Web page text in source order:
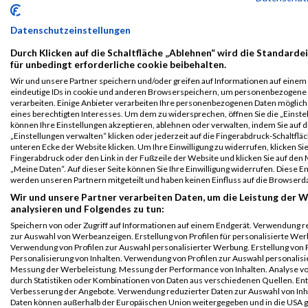
2019
B2Run Bremen
B2Run Bremen
2019
Einzelwertung
männlich
1230 Hector
Alfaro
Pavia
0000 GER AKKA 00:28:29
B2Run Bremen
2019
Teamwertung
männlich
1230 Hector Alfaro
Pavia
0000 GER AKKA 00:28:29
B2Run Bremen
Teamwertung
1230 Hector Alfaro 0000 GER AKKA 00:28:29
2018
VeranstaltungStnr
First
Name
Last
NameJahr NationVerein Net
B2Run Bremen 5805 Hector Alfaro
0000 GER
AKKA
Datenschutzeinstellungen
Durch Klicken auf die Schaltfläche „Ablehnen“ wird die
für unbedingt erforderliche cookie beibehalten.
Wir und unsere Partner speichern und/oder greifen auf Informationen auf einem
eindeutige IDs in cookie und anderen Browserspeichern, um personenbezogene
verarbeiten. Einige Anbieter verarbeiten Ihre personenbezogenen Daten
eines berechtigten Interesses. Um dem zu widersprechen, öffnen Sie die
können Ihre Einstellungen akzeptieren, ablehnen oder verwalten, indem Sie auf
„Einstellungen verwalten“ klicken oder jederzeit auf die Fingerabdruck-
unteren Ecke der Website klicken. Um Ihre Einwilligung zu widerrufen, klicken
Fingerabdruck oder den Link in der Fußzeile der Website und klicken Sie auf den
„Meine Daten“. Auf dieser Seite können Sie Ihre Einwilligung widerrufen. Diese
werden unseren Partnern mitgeteilt und haben keinen Einfluss auf die
Wir und unsere Partner verarbeiten Daten, um die Leistung der
analysieren und Folgendes zu tun:
Speichern von oder Zugriff auf Informationen auf einem Endgerät. Verwendung
zur Auswahl von Werbeanzeigen. Erstellung von Profilen für personalisierte
Verwendung von Profilen zur Auswahl personalisierter Werbung. Erstellung von
Personalisierung von Inhalten. Verwendung von Profilen zur Auswahl
Messung der Werbeleistung. Messung der Performance von Inhalten. Analyse
durch Statistiken oder Kombinationen von Daten aus verschiedenen Quellen.
Verbesserung der Angebote. Verwendung reduzierter Daten zur Auswahl von
Daten können außerhalb der Europäischen Union weitergegeben und in die USA